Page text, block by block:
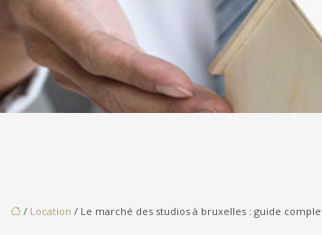
/ Location / Le marché des studios à bruxelles : guide